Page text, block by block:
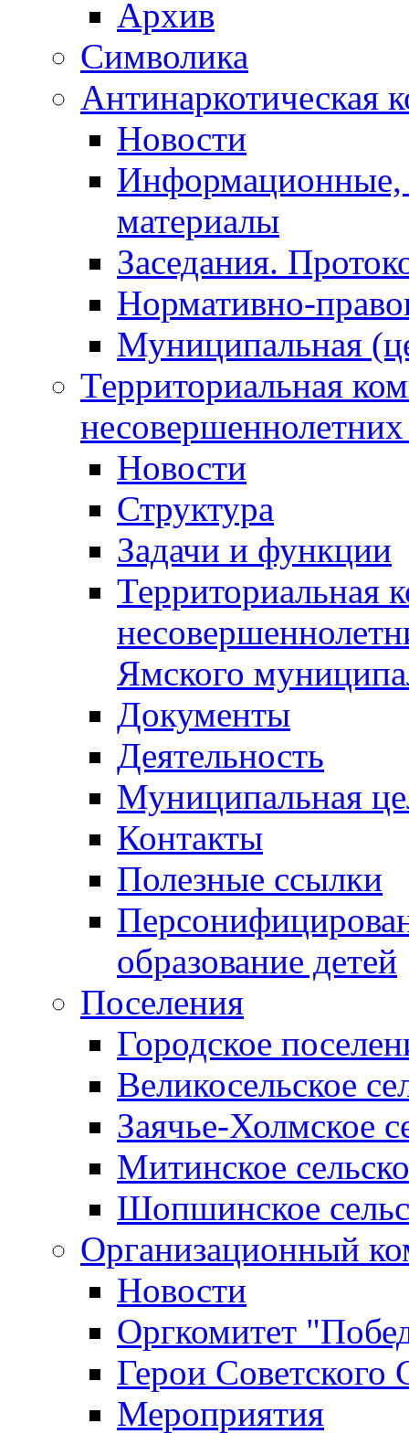
Архив
Символика
Антинаркотическая
Новости
Информационные,
материалы
Заседания.
Нормативно-
Муниципальная
Территориальная
Новости
Структура
Задачи и функции
Территориальная
Ямского
Документы
Деятельность
Муниципальная
Контакты
Полезные ссылки
образование детей
Поселения
Городское
Великосельское
Заячье-Холмское
Митинское
Шопшинское
Организационный
Новости
Оргкомитет
Герои Советского
Мероприятия